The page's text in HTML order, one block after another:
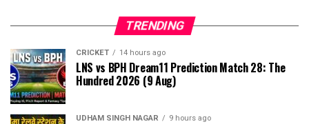
TRENDING
CRICKET 14 hours ago
LNS vs BPH Dream11 Prediction Match 28: The
Hundred 2026 (9 Aug)
UDHAM SINGH NAGAR 9 hours ago